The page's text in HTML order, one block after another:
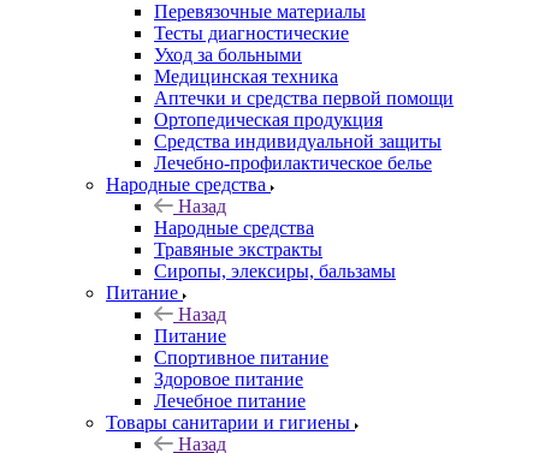
Перевязочные материалы
Тесты диагностические
Уход за больными
Медицинская техника
Аптечки и средства первой помощи
Ортопедическая продукция
Средства индивидуальной защиты
Лечебно-профилактическое белье
Народные средства
Назад
Народные средства
Травяные экстракты
Сиропы, элексиры, бальзамы
Питание
Назад
Питание
Спортивное питание
Здоровое питание
Лечебное питание
Товары санитарии и гигиены
Назад